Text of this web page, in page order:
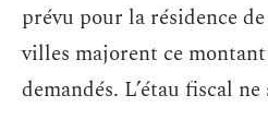
prévu pour la résidence
villes majorent ce
demandés. L’étau fiscal ne